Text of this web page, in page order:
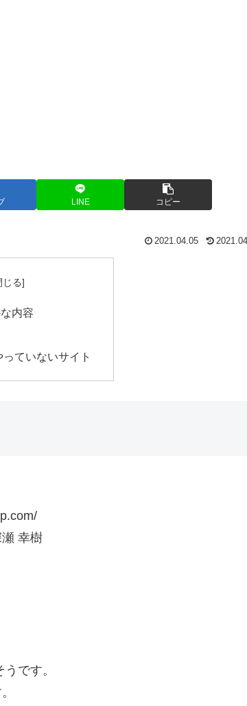
LINE コピー
2021.04.05
内容
ていないサイト
幸樹
です。